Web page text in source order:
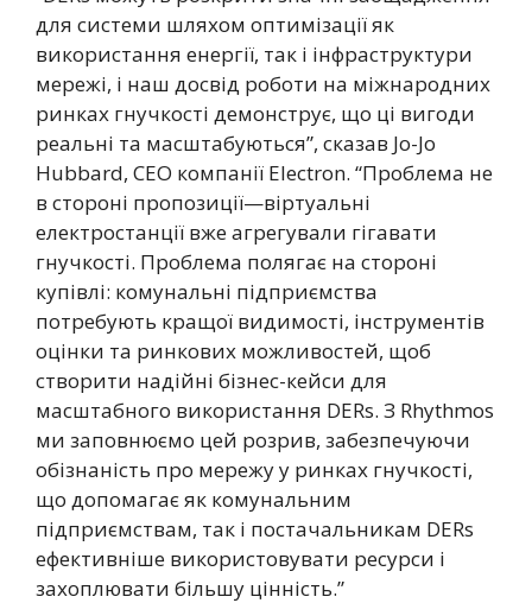
для системи шляхом оптимізації як
використання енергії, так і інфраструктури
мережі, і наш досвід роботи на міжнародних
ринках гнучкості демонструє, що ці вигоди
реальні та масштабуються”, сказав Jo-Jo
Hubbard, CEO компанії Electron. “Проблема не
в стороні пропозиції—віртуальні
електростанції вже агрегували гігавати
гнучкості. Проблема полягає на стороні
купівлі: комунальні підприємства
потребують кращої видимості, інструментів
оцінки та ринкових можливостей, щоб
створити надійні бізнес-кейси для
масштабного використання DERs. З Rhythmos
ми заповнюємо цей розрив, забезпечуючи
обізнаність про мережу у ринках гнучкості,
що допомагає як комунальним
підприємствам, так і постачальникам DERs
ефективніше використовувати ресурси і
захоплювати більшу цінність.”